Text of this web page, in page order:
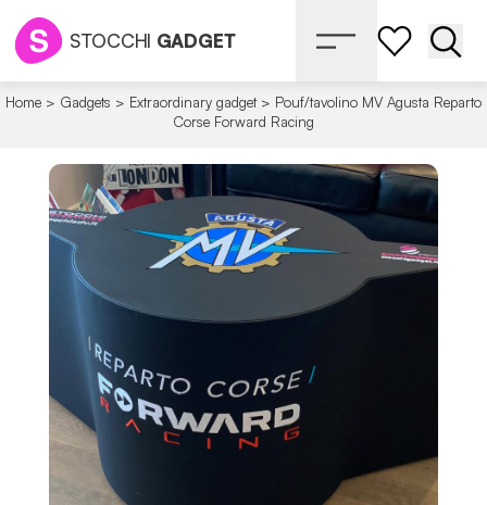
STOCCHI GADGET
Home > Gadgets > Extraordinary gadget> Pouf/tavolino MV Agusta Reparto
Corse Forward Racing